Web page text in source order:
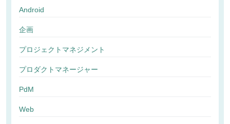
Android
企画
プロジェクトマネジメント
プロダクトマネージャー
PdM
Web